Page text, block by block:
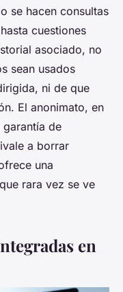
se hacen consultas
cuestiones
asociado, no
sean usados
ni de que
El anonimato, en
garantía de
a borrar
una
que rara vez se ve
en